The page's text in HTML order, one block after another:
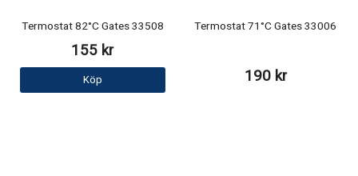
Termostat 82°C Gates 33508
155 kr
Köp
Termostat 71°C Gates 33006
190 kr